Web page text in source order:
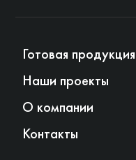
Готовая продукция
Наши проекты
О компании
Контакты